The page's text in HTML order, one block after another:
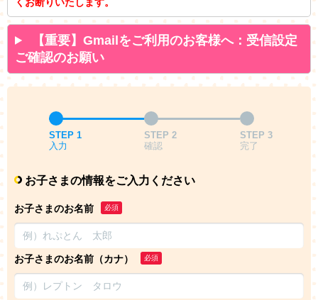
【重要】Gmailをご利用のお客様へ：受信設定
ご確認のお願い
STEP 1
入力
STEP 2
確認
STEP 3
完了
お子さまの情報をご入力ください
お子さまのお名前 必須
お子さまのお名前（カナ） 必須